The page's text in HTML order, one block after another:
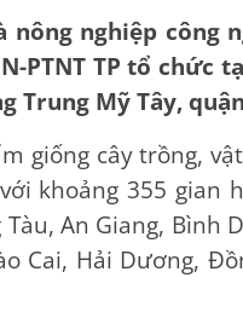
nghiệp công
PTNT TP tổ chức
Trung Mỹ Tây,
giống cây trồng,
khoảng 355 gian
Tàu, An Giang, Bình
Cai, Hải Dương,